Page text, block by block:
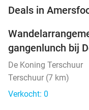
Deals in
TODAY
gangenlunch bij
De Koning Terschuur
Terschuur (7 km)
Verkocht: 0